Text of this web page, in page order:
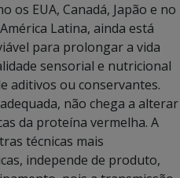
os EUA, Canadá, Japão e no
Latina, ainda está
para prolongar a vida
sensorial e nutricional
aditivos ou conservantes.
não chega a alterar
da proteína vermelha. A
técnicas mais
independe de produto,